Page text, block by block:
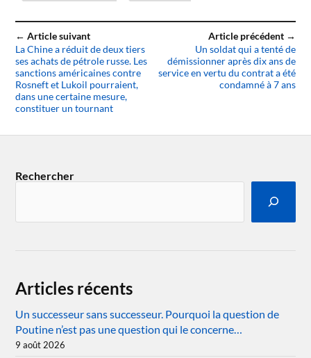
← Article suivant
La Chine a réduit de deux tiers
ses achats de pétrole russe. Les
sanctions américaines contre
Rosneft et Lukoil pourraient,
dans une certaine mesure,
constituer un tournant
Article précédent →
Un soldat qui a tenté de
démissionner après dix ans de
service en vertu du contrat a été
condamné à 7 ans
Rechercher
Articles récents
Un successeur sans successeur. Pourquoi la question de
Poutine n’est pas une question qui le concerne…
9 août 2026